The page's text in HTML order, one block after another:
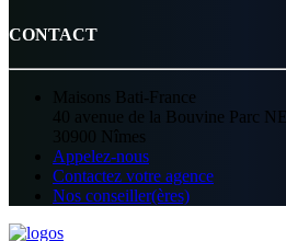
CONTACT
Maisons Bati-France
40 avenue de la Bouvine Parc
30900 Nîmes
Appelez-nous
Contactez votre agence
Nos conseiller(ères)